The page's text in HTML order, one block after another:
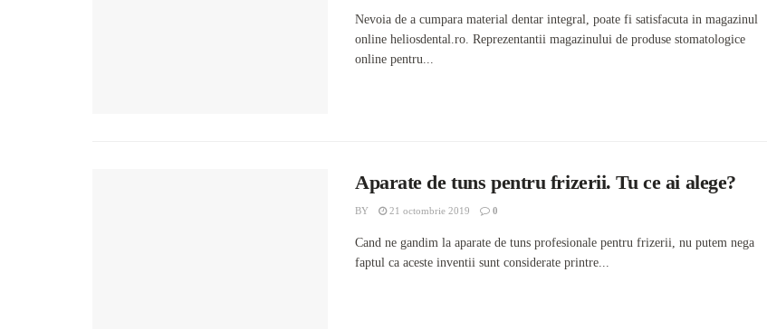
Nevoia de a cumpara material dentar integral, poate fi satisfacuta in magazinul
online heliosdental.ro. Reprezentantii magazinului de produse stomatologice
online pentru...
Aparate de tuns pentru frizerii. Tu ce ai alege?
BY 21 octombrie 2019 0
Cand ne gandim la aparate de tuns profesionale pentru frizerii, nu putem nega
faptul ca aceste inventii sunt considerate printre...